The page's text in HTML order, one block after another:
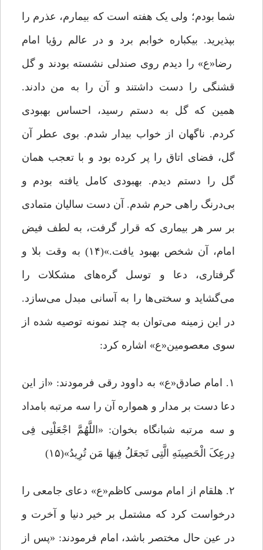
شما بودم؛ ولی یک هفته است که بیمارم، عذرم را
بپذیرید. بیکباره خوابم برد و در عالم رؤیا امام
رضا«ع» را دیدم روی صندلی نشسته بودند و گل
قشنگی را دست داشتند و آن را به من دادند.
همین که گل به دستم رسید، احساس بهبودی
کردم. ناگهان از خواب بیدار شدم. بوی عطر آن
گل، فضای اتاق را پر کرده بود و با تعجب همان
گل را دستم دیدم. بهبودی کامل یافته بودم و
بی‌درنگ راهی حرم شدم. آن دست سالیان متمادی
بر سر هر بیماری که قرار گرفت، به لطف فیض
امام، آن شخص بهبود یافت.»(۱۴) به وقت بلا و
گرفتاری، دعا و توسل گره‌های مشکلات را
می‌گشاید و سختی‌ها را به آسانی مبدل می‌سازد.
در این زمینه می‌توان به چند نمونه توصیه شده از
سوی معصومین«ع» اشاره کرد:
١. امام صادق«ع» به داوود رقی فرمودند: «از این
دعا دست بر مدار و همواره آن را سه مرتبه بامداد
و سه مرتبه شبانگاه بخوان: «اللَّهُمَّ اجْعَلْنِی فِی
دِرعِکَ الْحَصِینَهِ الَّتِی تَجعَلُ فِیهَا مَن تُرِیدُ»(۱۵)
۲. هلقام از امام موسی کاظم«ع» دعای جامعی را
درخواست کرد که مشتمل بر خیر دنیا و آخرت و
در عین حال مختصر باشد، امام فرمودند: «پس از